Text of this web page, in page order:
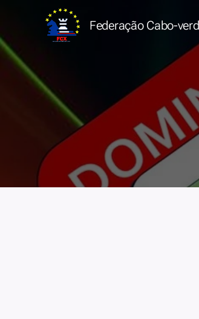
Federação Cabo-